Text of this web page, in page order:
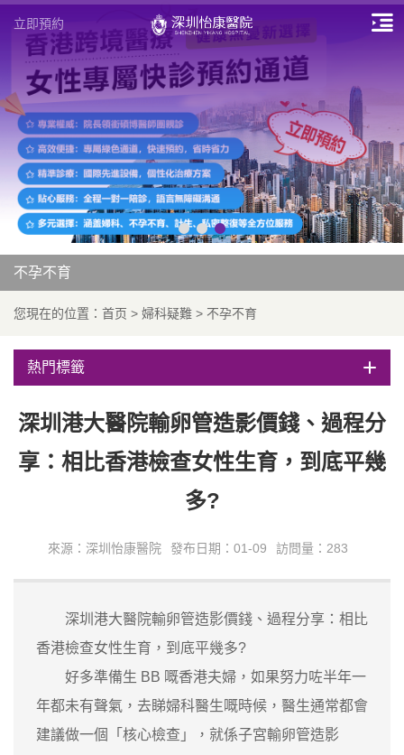
立即預約
不孕不育
您現在的位置： 首页 > 婦科疑難 > 不孕不育
熱門標籤
深圳港大醫院輸卵管造影價錢、過程分
享：相比香港檢查女性生育，到底平幾
多?
來源：深圳怡康醫院 發布日期：01-09 訪問量：283
深圳港大醫院輸卵管造影價錢、過程分享：相比
香港檢查女性生育，到底平幾多?
好多準備生 BB 嘅香港夫婦，如果努力咗半年一
年都未有聲氣，去睇婦科醫生嘅時候，醫生通常都會
建議做一個「核心檢查」，就係子宮輸卵管造影